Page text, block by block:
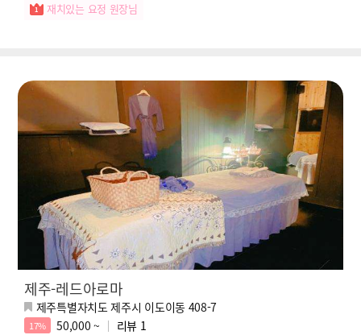
재치있는 요정 원장님
제주-레드아로마
제주특별자치도 제주시 이도이동 408-7
17% 50,000 ~ 리뷰 1